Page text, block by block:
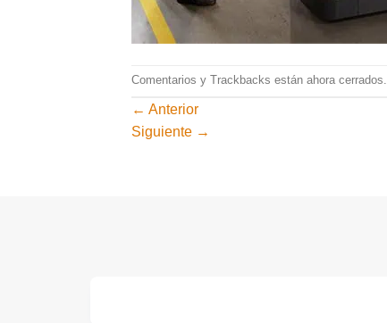
Comentarios y Trackbacks están ahora cerrados.
← Anterior
Siguiente →